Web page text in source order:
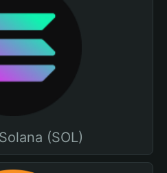
(SOL)